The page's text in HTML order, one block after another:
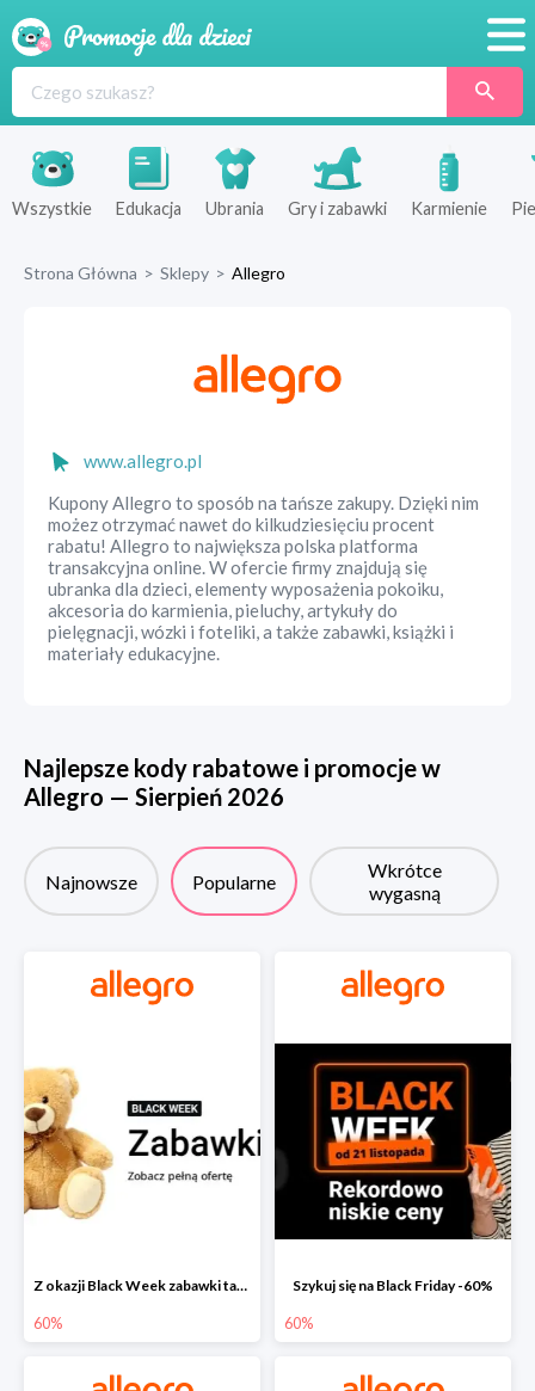
Produkty
Sklepy
Wszystkie Edukacja Ubrania Gry i zabawki Karmienie
Strona Główna > Sklepy > Allegro
www.allegro.pl
Kupony Allegro to sposób na tańsze zakupy. Dzięki nim
możez otrzymać nawet do kilkudziesięciu procent
rabatu! Allegro to największa polska platforma
transakcyjna online. W ofercie firmy znajdują się
ubranka dla dzieci, elementy wyposażenia pokoiku,
akcesoria do karmienia, pieluchy, artykuły do
pielęgnacji, wózki i foteliki, a także zabawki, książki i
materiały edukacyjne.
Najlepsze kody rabatowe i promocje w
Allegro — Sierpień 2026
Najnowsze Popularne
Wkrótce
wygasną
Z okazji Black Week zabawki taniej na allegro.pl
60%
Szykuj się na Black Friday -60%
60%